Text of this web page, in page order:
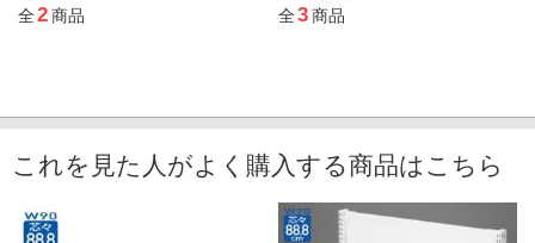
全2商品
全3商品
これを見た人がよく購入する商品はこちら